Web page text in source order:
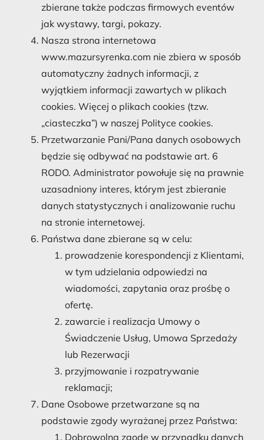
zbierane także podczas firmowych eventów
jak wystawy, targi, pokazy.
Nasza strona internetowa
www.mazursyrenka.com nie zbiera w sposób
automatyczny żadnych informacji, z
wyjątkiem informacji zawartych w plikach
cookies. Więcej o plikach cookies (tzw.
„ciasteczka”) w naszej Polityce cookies.
Przetwarzanie Pani/Pana danych osobowych
będzie się odbywać na podstawie art. 6
RODO. Administrator powołuje się na prawnie
uzasadniony interes, którym jest zbieranie
danych statystycznych i analizowanie ruchu
na stronie internetowej.
Państwa dane zbierane są w celu:
prowadzenie korespondencji z Klientami,
w tym udzielania odpowiedzi na
wiadomości, zapytania oraz prośbę o
ofertę.
zawarcie i realizacja Umowy o
Świadczenie Usług, Umowa Sprzedaży
lub Rezerwacji
przyjmowanie i rozpatrywanie
reklamacji;
Dane Osobowe przetwarzane są na
podstawie zgody wyrażanej przez Państwa:
Dobrowolną zgodę w przypadku danych